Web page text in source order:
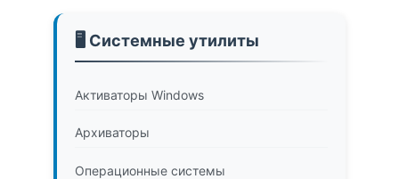
🖥️ Системные утилиты
Активаторы Windows
Архиваторы
Операционные системы